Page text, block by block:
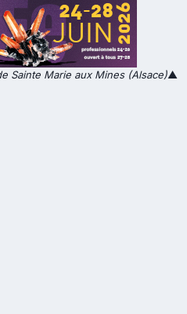
Sainte Marie aux Mines (Alsace)▲